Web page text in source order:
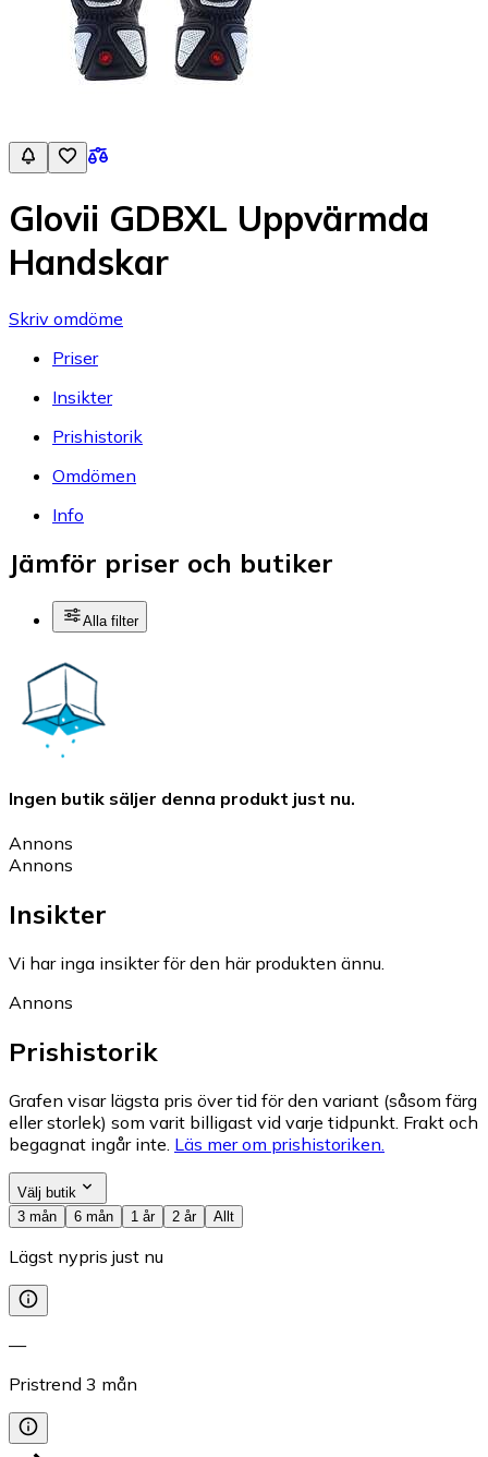
Glovii GDBXL Uppvärmda
Handskar
Skriv omdöme
Priser
Insikter
Prishistorik
Omdömen
Info
Jämför priser och butiker
Alla filter
Ingen butik säljer denna produkt just nu.
Annons
Annons
Insikter
Vi har inga insikter för den här produkten ännu.
Annons
Prishistorik
Grafen visar lägsta pris över tid för den variant (såsom färg
eller storlek) som varit billigast vid varje tidpunkt. Frakt och
begagnat ingår inte. Läs mer om prishistoriken.
Välj butik
3 mån
6 mån 1 år 2 år Allt
Lägst nypris just nu
—
Pristrend 3 mån